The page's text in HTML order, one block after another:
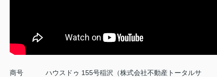
商号
ハウスドゥ 155号稲沢（株式会社不動産トータルサ